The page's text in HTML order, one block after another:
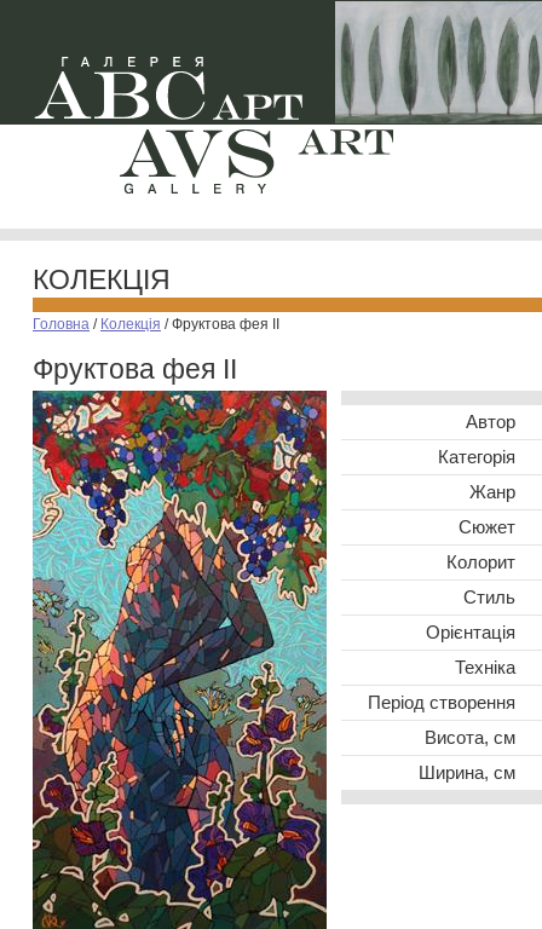
КОЛЕКЦІЯ
Головна / Колекція /Фруктова фея ІІ
Фруктова фея ІІ
Автор
Категорія
Жанр
Сюжет
Колорит
Стиль
Oрієнтація
Техніка
Період створення
Висота, см
Ширина, см